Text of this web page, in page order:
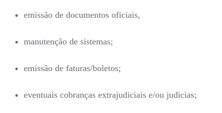
emissão de documentos oficiais,
manutenção de sistemas;
emissão de faturas/boletos;
eventuais cobranças extrajudiciais e/ou judicias;